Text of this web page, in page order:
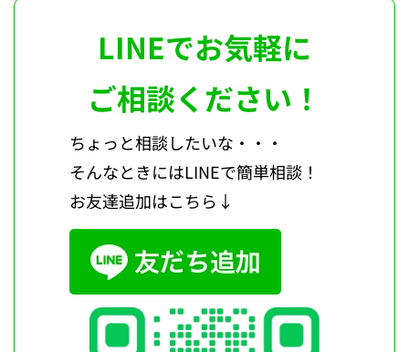
LINEでお気軽に
ご相談ください！
ちょっと相談したいな・・・
そんなときにはLINEで簡単相談！
お友達追加はこちら↓